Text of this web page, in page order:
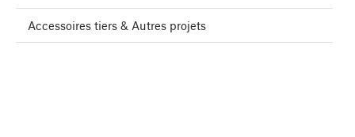
Accessoires tiers & Autres projets